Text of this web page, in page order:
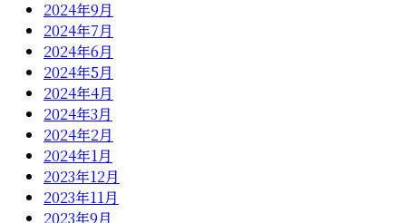
2024年9月
2024年7月
2024年6月
2024年5月
2024年4月
2024年3月
2024年2月
2024年1月
2023年12月
2023年11月
2023年9月